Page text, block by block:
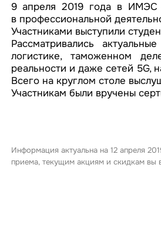
9 апреля 2019 года в ИМЭС
в профессиональной
Участниками выступили
Рассматривались
логистике, таможенном
реальности и даже сетей 5G,
Всего на круглом столе
Участникам были вручены
Информация актуальна на 12 апреля
приема, текущим акциям и скидкам